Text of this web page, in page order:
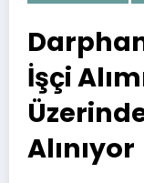
İşçi
Alınıyor